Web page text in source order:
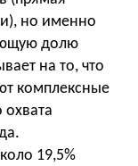
но именно
долю
на то, что
комплексные
охвата
19,5%